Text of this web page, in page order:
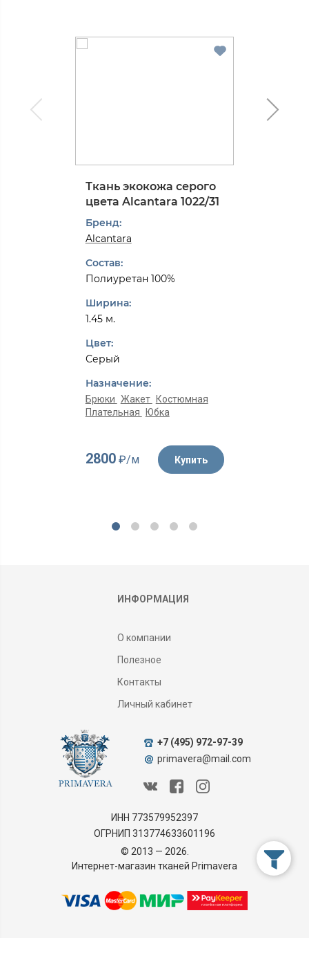
Ткань экокожа серого
цвета Alcantarа 1022/31
Бренд:
Alcantarа
Состав:
Полиуретан 100%
Ширина:
1.45 м.
Цвет:
Серый
Назначение:
Брюки Жакет
Костюмная
Плательная
Юбка
2800₽/м Купить
ИНФОРМАЦИЯ
О компании
Полезное
Контакты
Личный кабинет
ИНН 773579952397
ОГРНИП 313774633601196
© 2013 — 2026.
Интернет-магазин тканей Primavera
+7 (495) 972-97-39
primavera@mail.com